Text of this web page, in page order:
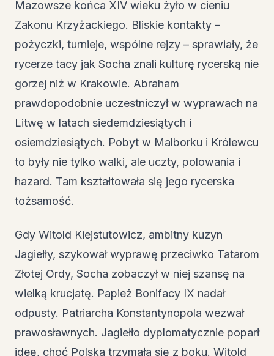
Mazowsze końca XIV wieku żyło w cieniu
Zakonu Krzyżackiego. Bliskie kontakty –
pożyczki, turnieje, wspólne rejzy – sprawiały, że
rycerze tacy jak Socha znali kulturę rycerską nie
gorzej niż w Krakowie. Abraham
prawdopodobnie uczestniczył w wyprawach na
Litwę w latach siedemdziesiątych i
osiemdziesiątych. Pobyt w Malborku i Królewcu
to były nie tylko walki, ale uczty, polowania i
hazard. Tam kształtowała się jego rycerska
tożsamość.
Gdy Witold Kiejstutowicz, ambitny kuzyn
Jagiełły, szykował wyprawę przeciwko Tatarom
Złotej Ordy, Socha zobaczył w niej szansę na
wielką krucjatę. Papież Bonifacy IX nadał
odpusty. Patriarcha Konstantynopola wezwał
prawosławnych. Jagiełło dyplomatycznie poparł
ideę, choć Polska trzymała się z boku. Witold